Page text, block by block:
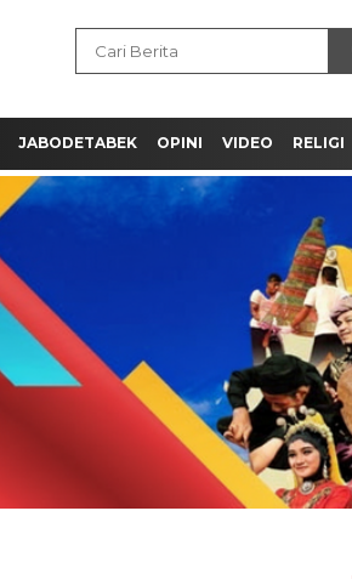
JABODETABEK OPINI VIDEO RELIGI